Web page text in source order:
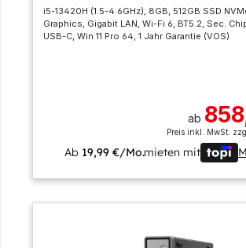
i5-13420H (1.5-4.6GHz), 8GB, 512GB SSD
Graphics, Gigabit LAN, Wi-Fi 6, BT5.2, Sec.
USB-C, Win 11 Pro 64, 1 Jahr Garantie (VOS)
ab
Preis inkl. MwSt.
Ab 19,99 €/Mo.mieten mit